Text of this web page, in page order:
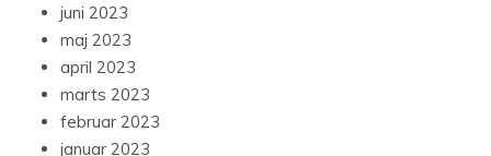
juni 2023
maj 2023
april 2023
marts 2023
februar 2023
januar 2023